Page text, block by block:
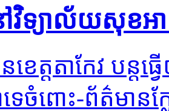
វិទ្យាល័យសុខអ